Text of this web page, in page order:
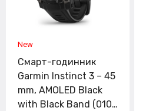
Смарт-годинник
Garmin Instinct 3 – 45
mm, AMOLED Black
with Black Band (010-